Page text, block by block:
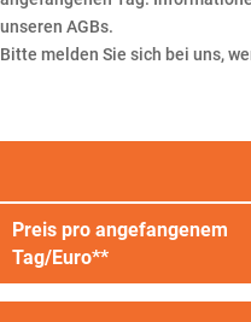
unseren AGBs.
Bitte melden Sie sich bei uns,
Preis pro angefangenem
Tag/Euro**